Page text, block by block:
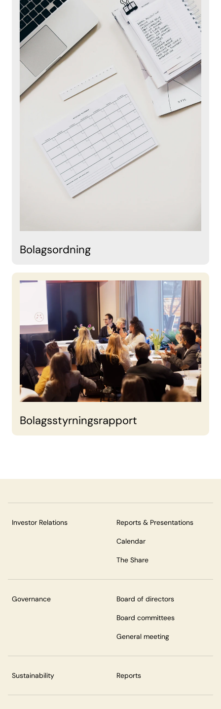
Bolagsordning
Bolagsstyrningsrapport
Investor Relations Reports & Presentations
Calendar
The Share
Governance Board of directors
Board committees
General meeting
Sustainability Reports